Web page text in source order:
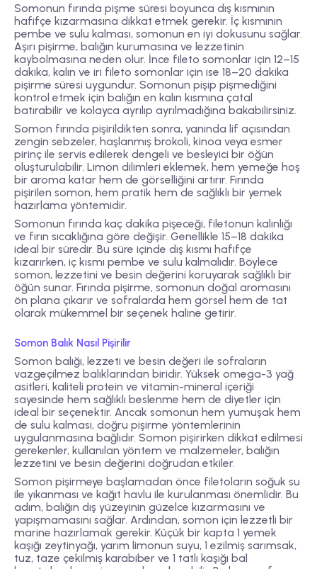
Somonun fırında pişme süresi boyunca dış kısmının
hafifçe kızarmasına dikkat etmek gerekir. İç kısmının
pembe ve sulu kalması, somonun en iyi dokusunu sağlar.
Aşırı pişirme, balığın kurumasına ve lezzetinin
kaybolmasına neden olur. İnce fileto somonlar için 12–15
dakika, kalın ve iri fileto somonlar için ise 18–20 dakika
pişirme süresi uygundur. Somonun pişip pişmediğini
kontrol etmek için balığın en kalın kısmına çatal
batırabilir ve kolayca ayrılıp ayrılmadığına bakabilirsiniz.
Somon fırında pişirildikten sonra, yanında lif açısından
zengin sebzeler, haşlanmış brokoli, kinoa veya esmer
pirinç ile servis edilerek dengeli ve besleyici bir öğün
oluşturulabilir. Limon dilimleri eklemek, hem yemeğe hoş
bir aroma katar hem de görselliğini artırır. Fırında
pişirilen somon, hem pratik hem de sağlıklı bir yemek
hazırlama yöntemidir.
Somonun fırında kaç dakika pişeceği, filetonun kalınlığı
ve fırın sıcaklığına göre değişir. Genellikle 15–18 dakika
ideal bir süredir. Bu süre içinde dış kısmı hafifçe
kızarırken, iç kısmı pembe ve sulu kalmalıdır. Böylece
somon, lezzetini ve besin değerini koruyarak sağlıklı bir
öğün sunar. Fırında pişirme, somonun doğal aromasını
ön plana çıkarır ve sofralarda hem görsel hem de tat
olarak mükemmel bir seçenek haline getirir.
Somon Balık Nasıl Pişirilir
Somon balığı, lezzeti ve besin değeri ile sofraların
vazgeçilmez balıklarından biridir. Yüksek omega-3 yağ
asitleri, kaliteli protein ve vitamin-mineral içeriği
sayesinde hem sağlıklı beslenme hem de diyetler için
ideal bir seçenektir. Ancak somonun hem yumuşak hem
de sulu kalması, doğru pişirme yöntemlerinin
uygulanmasına bağlıdır. Somon pişirirken dikkat edilmesi
gerekenler, kullanılan yöntem ve malzemeler, balığın
lezzetini ve besin değerini doğrudan etkiler.
Somon pişirmeye başlamadan önce filetoların soğuk su
ile yıkanması ve kağıt havlu ile kurulanması önemlidir. Bu
adım, balığın dış yüzeyinin güzelce kızarmasını ve
yapışmamasını sağlar. Ardından, somon için lezzetli bir
marine hazırlamak gerekir. Küçük bir kapta 1 yemek
kaşığı zeytinyağı, yarım limonun suyu, 1 ezilmiş sarımsak,
tuz, taze çekilmiş karabiber ve 1 tatlı kaşığı bal